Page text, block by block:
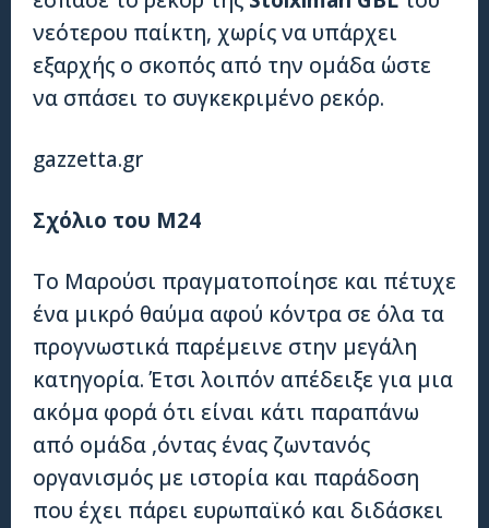
νεότερου παίκτη, χωρίς να υπάρχει
εξαρχής ο σκοπός από την ομάδα ώστε
να σπάσει το συγκεκριμένο ρεκόρ.
gazzetta.gr
Σχόλιο του Μ24
Το Μαρούσι πραγματοποίησε και πέτυχε
ένα μικρό θαύμα αφού κόντρα σε όλα τα
προγνωστικά παρέμεινε στην μεγάλη
κατηγορία. Έτσι λοιπόν απέδειξε για μια
ακόμα φορά ότι είναι κάτι παραπάνω
από ομάδα ,όντας ένας ζωντανός
οργανισμός με ιστορία και παράδοση
που έχει πάρει ευρωπαϊκό και διδάσκει